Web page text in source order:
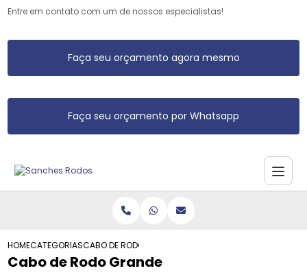
Entre em contato com um de nossos especialistas!
Faça seu orçamento agora mesmo
Faça seu orçamento por Whatsapp
HOMECATEGORIASCABO DE RODO GRANDE
Cabo de Rodo Grande